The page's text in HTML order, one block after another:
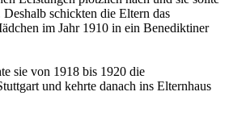
schickten die Eltern das
im Jahr 1910 in ein Benediktiner
sie von 1918 bis 1920 die
und kehrte danach ins Elternhaus